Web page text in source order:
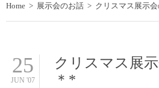
Home > 展示会のお話 > クリスマス展示
25
JUN '07
クリスマス展
＊*